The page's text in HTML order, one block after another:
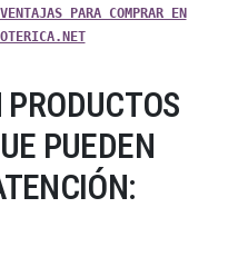
PARA COMPRAR EN
PUEDEN